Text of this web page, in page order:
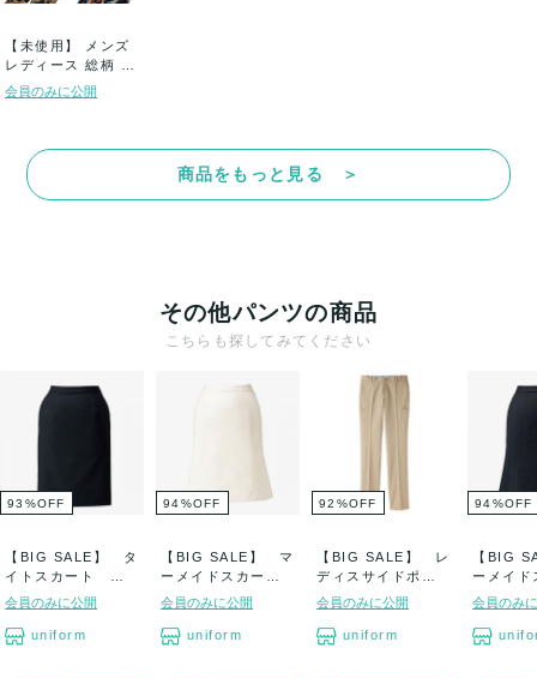
【未使用】 メンズ
レディース 総柄 10
～13種...
会員のみに公開
商品をもっと見る ＞
その他パンツの商品
こちらも探してみてください
93 %OFF
【BIG SALE】 タ
イトスカート 新
品
会員のみに公開
uniform
94%OFF
【BIG SALE】 マ
ーメイドスカー
ト 新品
会員のみに公開
uniform
92 %OFF
【BIG SALE】 レ
ディスサイドポケ
ットパンツ...
会員のみに公開
uniform
94%OFF
【BIG
ーメイド
ト 新品
会員のみ